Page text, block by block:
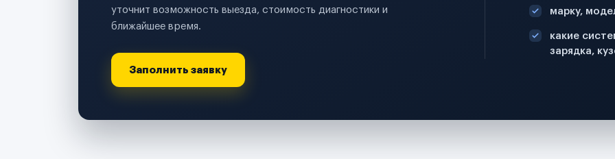
уточнит возможность выезда, стоимость диагностики и
ближайшее время.
Заполнить заявку
марку,
какие
зарядка,